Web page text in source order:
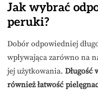
Jak wybrać
peruki?
Dobór odpowiedniej
wpływająca zarówno na
jej użytkowania. Długość
również łatwość